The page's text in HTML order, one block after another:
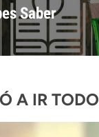
Saber
A IR